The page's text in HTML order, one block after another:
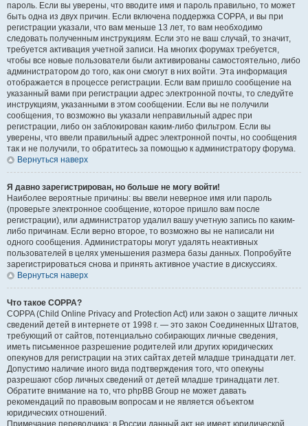
пароль. Если вы уверены, что вводите имя и пароль правильно, то может
быть одна из двух причин. Если включена поддержка COPPA, и вы при
регистрации указали, что вам меньше 13 лет, то вам необходимо
следовать полученным инструкциям. Если это не ваш случай, то значит,
требуется активация учетной записи. На многих форумах требуется,
чтобы все новые пользователи были активированы самостоятельно, либо
администратором до того, как они смогут в них войти. Эта информация
отображается в процессе регистрации. Если вам пришло сообщение на
указанный вами при регистрации адрес электронной почты, то следуйте
инструкциям, указанными в этом сообщении. Если вы не получили
сообщения, то возможно вы указали неправильный адрес при
регистрации, либо он заблокирован каким-либо фильтром. Если вы
уверены, что ввели правильный адрес электронной почты, но сообщения
так и не получили, то обратитесь за помощью к администратору форума.
Вернуться наверх
Я давно зарегистрирован, но больше не могу войти!
Наиболее вероятные причины: вы ввели неверное имя или пароль
(проверьте электронное сообщение, которое пришло вам после
регистрации), или администратор удалил вашу учетную запись по каким-
либо причинам. Если верно второе, то возможно вы не написали ни
одного сообщения. Администраторы могут удалять неактивных
пользователей в целях уменьшения размера базы данных. Попробуйте
зарегистрироваться снова и принять активное участие в дискуссиях.
Вернуться наверх
Что такое COPPA?
COPPA (Child Online Privacy and Protection Act) или закон о защите личных
сведений детей в интернете от 1998 г. — это закон Соединенных Штатов,
требующий от сайтов, потенциально собирающих личные сведения,
иметь письменное разрешение родителей или других юридических
опекунов для регистрации на этих сайтах детей младше тринадцати лет.
Допустимо наличие иного вида подтверждения того, что опекуны
разрешают сбор личных сведений от детей младше тринадцати лет.
Обратите внимание на то, что phpBB Group не может давать
рекомендаций по правовым вопросам и не является объектом
юридических отношений.
Примечание переводчика: в России данный акт не имеет юридической